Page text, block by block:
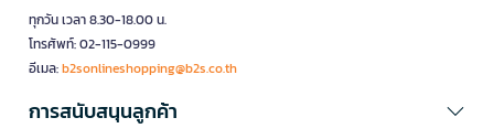
ทุกวัน เวลา 8.30-18.00 น.
โทรศัพท์: 02-115-0999
อีเมล:b2sonlineshopping@b2s.co.th
การสนับสนุนลูกค้า